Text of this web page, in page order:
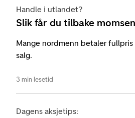
Handle i utlandet?
Slik får du tilbake
Mange nordmenn betaler
salg.
3 min lesetid
Dagens aksjetips: